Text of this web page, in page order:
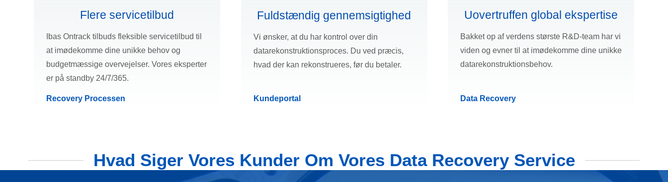
Flere servicetilbud
Ibas Ontrack tilbuds fleksible servicetilbud til
at imødekomme dine unikke behov og
budgetmæssige overvejelser. Vores eksperter
er på standby 24/7/365.
Recovery Processen
Fuldstændig gennemsigtighed
Vi ønsker, at du har kontrol over din
datarekonstruktionsproces. Du ved præcis,
hvad der kan rekonstrueres, før du betaler.
Kundeportal
Uovertruffen global ekspertise
Bakket op af verdens største R&D-team har vi
viden og evner til at imødekomme dine unikke
datarekonstruktionsbehov.
Data Recovery
Hvad Siger Vores Kunder Om Vores Data Recovery Service